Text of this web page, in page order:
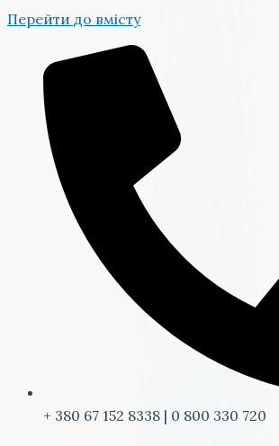
Перейти до вмісту
+ 380 67 152 8338 | 0 800 330 720